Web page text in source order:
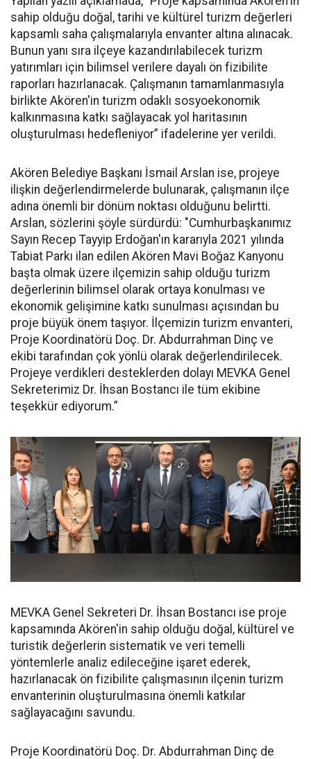
sahip olduğu doğal, tarihi ve kültürel turizm değerleri
kapsamlı saha çalışmalarıyla envanter altına alınacak.
Bunun yanı sıra ilçeye kazandırılabilecek turizm
yatırımları için bilimsel verilere dayalı ön fizibilite
raporları hazırlanacak. Çalışmanın tamamlanmasıyla
birlikte Akören'in turizm odaklı sosyoekonomik
kalkınmasına katkı sağlayacak yol haritasının
oluşturulması hedefleniyor” ifadelerine yer verildi.
Akören Belediye Başkanı İsmail Arslan ise, projeye
ilişkin değerlendirmelerde bulunarak, çalışmanın ilçe
adına önemli bir dönüm noktası olduğunu belirtti.
Arslan, sözlerini şöyle sürdürdü: "Cumhurbaşkanımız
Sayın Recep Tayyip Erdoğan'ın kararıyla 2021 yılında
Tabiat Parkı ilan edilen Akören Mavi Boğaz Kanyonu
başta olmak üzere ilçemizin sahip olduğu turizm
değerlerinin bilimsel olarak ortaya konulması ve
ekonomik gelişimine katkı sunulması açısından bu
proje büyük önem taşıyor. İlçemizin turizm envanteri,
Proje Koordinatörü Doç. Dr. Abdurrahman Dinç ve
ekibi tarafından çok yönlü olarak değerlendirilecek.
Projeye verdikleri desteklerden dolayı MEVKA Genel
Sekreterimiz Dr. İhsan Bostancı ile tüm ekibine
teşekkür ediyorum.”
MEVKA Genel Sekreteri Dr. İhsan Bostancı ise proje
kapsamında Akören'in sahip olduğu doğal, kültürel ve
turistik değerlerin sistematik ve veri temelli
yöntemlerle analiz edileceğine işaret ederek,
hazırlanacak ön fizibilite çalışmasının ilçenin turizm
envanterinin oluşturulmasına önemli katkılar
sağlayacağını savundu.
Proje Koordinatörü Doç. Dr. Abdurrahman Dinç de